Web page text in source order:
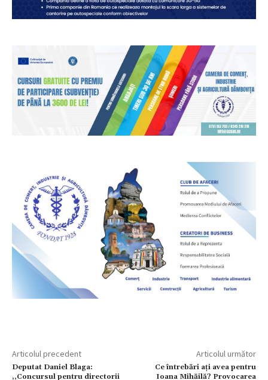
Articolul precedent
Deputat Daniel Blaga:
,,Concursul pentru directorii
Articolul următor
Ce întrebări ați avea pentru
Ioana Mihăilă? Provocarea